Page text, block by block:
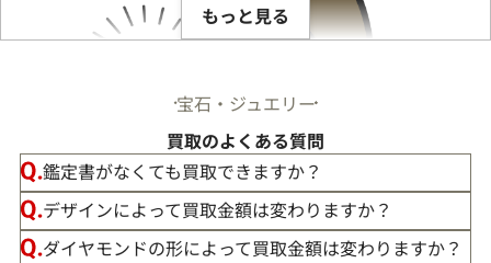
もっと見る
宝石・ジュエリー
買取のよくある質問
鑑定書がなくても買取できますか？
デザインによって買取金額は変わりますか？
ダイヤモンドの形によって買取金額は変わりますか？